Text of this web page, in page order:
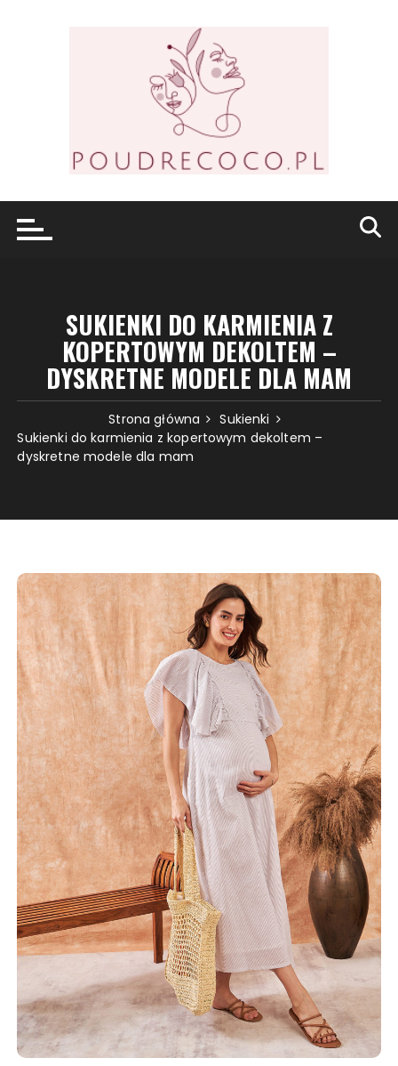
SUKIENKI DO KARMIENIA Z
KOPERTOWYM DEKOLTEM –
DYSKRETNE MODELE DLA MAM
Strona główna
Sukienki
Sukienki do karmienia z kopertowym dekoltem –
dyskretne modele dla mam